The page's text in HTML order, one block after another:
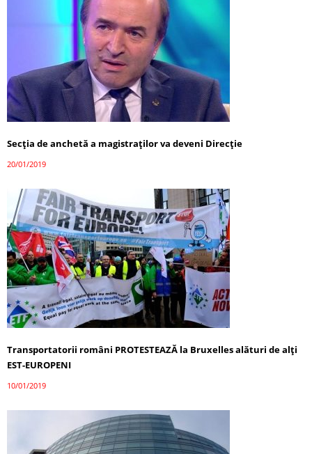
Secţia de anchetă a magistraţilor va deveni Direcţie
20/01/2019
Transportatorii români PROTESTEAZĂ la Bruxelles alături de alți
EST-EUROPENI
10/01/2019